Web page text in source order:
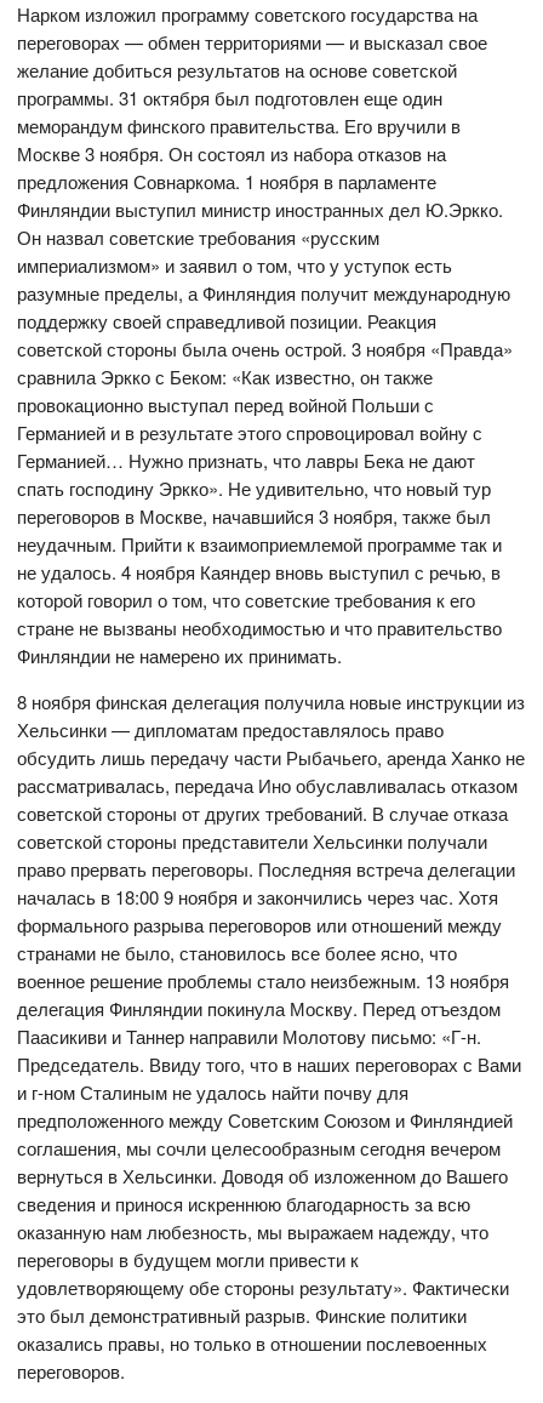
Нарком изложил программу советского государства на
переговорах — обмен территориями — и высказал свое
желание добиться результатов на основе советской
программы. 31 октября был подготовлен еще один
меморандум финского правительства. Его вручили в
Москве 3 ноября. Он состоял из набора отказов на
предложения Совнаркома. 1 ноября в парламенте
Финляндии выступил министр иностранных дел Ю.Эркко.
Он назвал советские требования «русским
империализмом» и заявил о том, что у уступок есть
разумные пределы, а Финляндия получит международную
поддержку своей справедливой позиции. Реакция
советской стороны была очень острой. 3 ноября «Правда»
сравнила Эркко с Беком: «Как известно, он также
провокационно выступал перед войной Польши с
Германией и в результате этого спровоцировал войну с
Германией… Нужно признать, что лавры Бека не дают
спать господину Эркко». Не удивительно, что новый тур
переговоров в Москве, начавшийся 3 ноября, также был
неудачным. Прийти к взаимоприемлемой программе так и
не удалось. 4 ноября Каяндер вновь выступил с речью, в
которой говорил о том, что советские требования к его
стране не вызваны необходимостью и что правительство
Финляндии не намерено их принимать.
8 ноября финская делегация получила новые инструкции из
Хельсинки — дипломатам предоставлялось право
обсудить лишь передачу части Рыбачьего, аренда Ханко не
рассматривалась, передача Ино обуславливалась отказом
советской стороны от других требований. В случае отказа
советской стороны представители Хельсинки получали
право прервать переговоры. Последняя встреча делегации
началась в 18:00 9 ноября и закончились через час. Хотя
формального разрыва переговоров или отношений между
странами не было, становилось все более ясно, что
военное решение проблемы стало неизбежным. 13 ноября
делегация Финляндии покинула Москву. Перед отъездом
Паасикиви и Таннер направили Молотову письмо: «Г-н.
Председатель. Ввиду того, что в наших переговорах с Вами
и г-ном Сталиным не удалось найти почву для
предположенного между Советским Союзом и Финляндией
соглашения, мы сочли целесообразным сегодня вечером
вернуться в Хельсинки. Доводя об изложенном до Вашего
сведения и принося искреннюю благодарность за всю
оказанную нам любезность, мы выражаем надежду, что
переговоры в будущем могли привести к
удовлетворяющему обе стороны результату». Фактически
это был демонстративный разрыв. Финские политики
оказались правы, но только в отношении послевоенных
переговоров.